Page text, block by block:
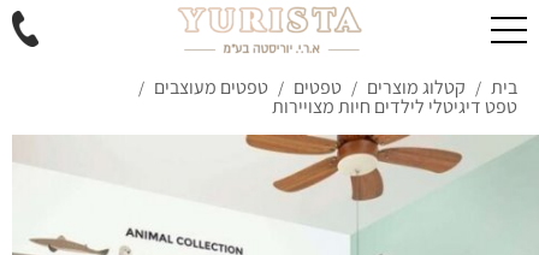
בית / קטלוג מוצרים / טפטים / טפטים מעוצבים /
טפט דיגיטלי לילדים חיות מצויירות